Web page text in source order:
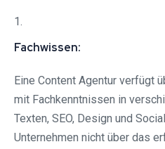
1.
Fachwissen:
Eine Content Agentur verfügt
mit Fachkenntnissen in
Texten, SEO, Design und
Unternehmen nicht über das